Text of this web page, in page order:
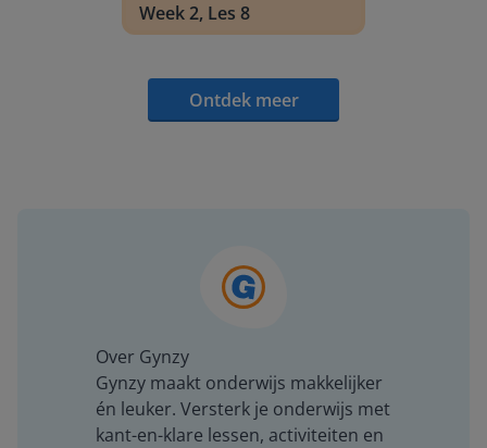
Week 2, Les 8
Ontdek meer
Over Gynzy
Gynzy maakt onderwijs makkelijker
én leuker. Versterk je onderwijs met
kant-en-klare lessen, activiteiten en